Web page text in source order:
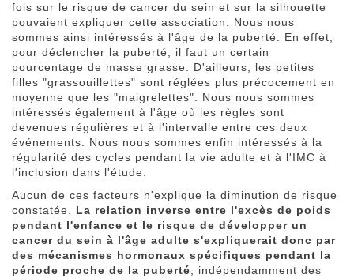
fois sur le risque de cancer du sein et sur la silhouette
pouvaient expliquer cette association. Nous nous
sommes ainsi intéressés à l'âge de la puberté. En effet,
pour déclencher la puberté, il faut un certain
pourcentage de masse grasse. D'ailleurs, les petites
filles "grassouillettes" sont réglées plus précocement en
moyenne que les "maigrelettes". Nous nous sommes
intéressés également à l'âge où les règles sont
devenues régulières et à l'intervalle entre ces deux
événements. Nous nous sommes enfin intéressés à la
régularité des cycles pendant la vie adulte et à l'IMC à
l'inclusion dans l'étude.
Aucun de ces facteurs n'explique la diminution de risque
constatée. La relation inverse entre l'excès de poids
pendant l'enfance et le risque de développer un
cancer du sein à l'âge adulte s'expliquerait donc par
des mécanismes hormonaux spécifiques pendant la
période proche de la puberté , indépendamment des